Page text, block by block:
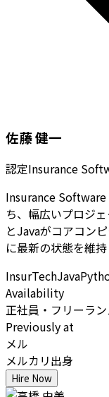
佐藤 健一
認定Insurance
Insurance
ち、幅広いプロジ
とJavaがコアコン
に最新の状態を維持
InsurTechJava
Availability
正社員・フリーラ
Previously at
メル
メルカリ出身
Hire Now